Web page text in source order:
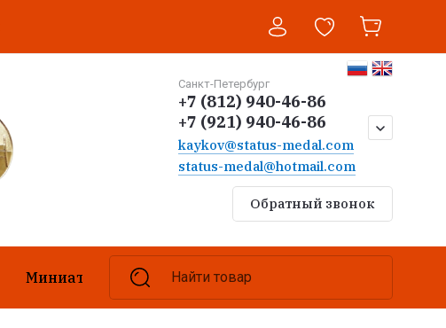
Санкт-Петербург
+7 (812) 940-46-86
+7 (921) 940-46-86
kaykov@status-medal.com
status-medal@hotmail.com
Обратный звонок
Миниатюры Браслеты
Найти товар